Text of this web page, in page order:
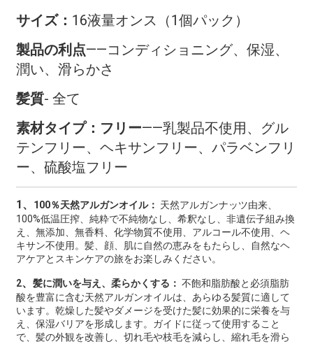
サイズ： 16液量オンス（1個パック）
製品の利点——コンディショニング、保湿、
潤い、滑らかさ
髪質- 全て
素材タイプ：フリー——乳製品不使用、グル
テンフリー、ヘキサンフリー、パラベンフリ
ー、硫酸塩フリー
1、 100％天然アルガンオイル： 天然アルガンナッツ由来、
100%低温圧搾、純粋で不純物なし、希釈なし、非遺伝子組み換
え、無添加、無香料、化学物質不使用、アルコール不使用、ヘ
キサン不使用。髪、顔、肌に自然の恵みをもたらし、自然なヘ
アケアとスキンケアの旅をお楽しみください。
2、 髪に潤いを与え、柔らかくする： 不飽和脂肪酸と必須脂肪
酸を豊富に含む天然アルガンオイルは、あらゆる髪質に適して
います。乾燥した髪やダメージを受けた髪に効果的に栄養を与
え、保湿バリアを形成します。ガイドに従って使用すること
で、髪の外観を改善し、切れ毛や枝毛を減らし、縮れ毛を滑ら